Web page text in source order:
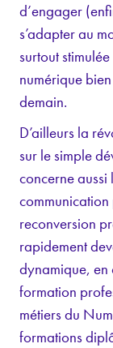
d’engager
s’adapter au
surtout
numérique
demain.
D’ailleurs la
sur le simple
concerne
reconversion
rapidement
dynamique, en
formation
métiers du
formations